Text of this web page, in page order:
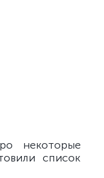
некоторые
список